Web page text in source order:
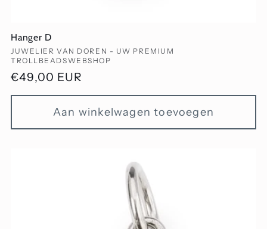
Hanger D
Verkoper:
JUWELIER VAN DOREN - UW PREMIUM
TROLLBEADSWEBSHOP
Normale
prijs
€49,00 EUR
Aan winkelwagen toevoegen